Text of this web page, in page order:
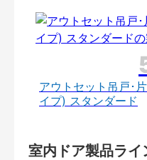
アウトセット吊戸･
イプ) スタンダード
室内ドア製品ライ